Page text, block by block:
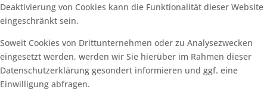
Deaktivierung von Cookies kann die Funktionalität dieser Website
eingeschränkt sein.
Soweit Cookies von Drittunternehmen oder zu Analysezwecken
eingesetzt werden, werden wir Sie hierüber im Rahmen dieser
Datenschutzerklärung gesondert informieren und ggf. eine
Einwilligung abfragen.